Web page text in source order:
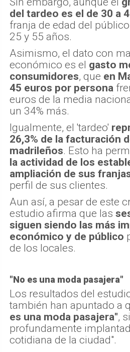
del tardeo es el de 30 a
franja de edad del
25 y 55 años.
Asimismo, el dato con
económico es el gasto
consumidores, que en
45 euros por persona
euros de la media
un 34% más.
Igualmente, el 'tardeo'
26,3% de la facturación
madrileños. Esto ha
la actividad de los
ampliación de sus
perfil de sus clientes.
Aun así, a pesar de este
estudio afirma que las
siguen siendo las más
económico y de público
de los locales.
"No es una moda pasajera"
Los resultados del
también han apuntado a
es una moda pasajera",
profundamente
cotidiana de la ciudad".